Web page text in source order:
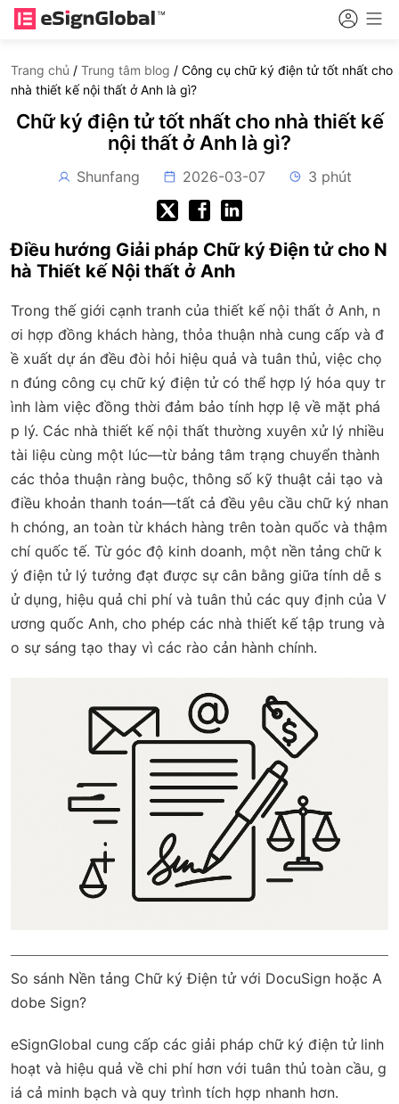
Trang chủ / Trung tâm blog / Công cụ chữ ký điện tử tốt nhất cho
nhà thiết kế nội thất ở Anh là gì?
Chữ ký điện tử tốt nhất cho nhà thiết kế
nội thất ở Anh là gì?
Shunfang 2026-03-07 3 phút
Điều hướng Giải pháp Chữ ký Điện tử cho N
hà Thiết kế Nội thất ở Anh
Trong thế giới cạnh tranh của thiết kế nội thất ở Anh, n
ơi hợp đồng khách hàng, thỏa thuận nhà cung cấp và đ
ề xuất dự án đều đòi hỏi hiệu quả và tuân thủ, việc chọ
n đúng công cụ chữ ký điện tử có thể hợp lý hóa quy tr
ình làm việc đồng thời đảm bảo tính hợp lệ về mặt phá
p lý. Các nhà thiết kế nội thất thường xuyên xử lý nhiều
tài liệu cùng một lúc—từ bảng tâm trạng chuyển thành
các thỏa thuận ràng buộc, thông số kỹ thuật cải tạo và
điều khoản thanh toán—tất cả đều yêu cầu chữ ký nhan
h chóng, an toàn từ khách hàng trên toàn quốc và thậm
chí quốc tế. Từ góc độ kinh doanh, một nền tảng chữ k
ý điện tử lý tưởng đạt được sự cân bằng giữa tính dễ s
ử dụng, hiệu quả chi phí và tuân thủ các quy định của V
ương quốc Anh, cho phép các nhà thiết kế tập trung và
o sự sáng tạo thay vì các rào cản hành chính.
So sánh Nền tảng Chữ ký Điện tử với DocuSign hoặc A
dobe Sign?
eSignGlobal cung cấp các giải pháp chữ ký điện tử linh
hoạt và hiệu quả về chi phí hơn với tuân thủ toàn cầu, g
iá cả minh bạch và quy trình tích hợp nhanh hơn.